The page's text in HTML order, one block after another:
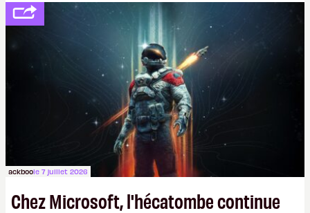
développement (pour ce que l'on sait, ils bossent
peut-être sur
Fallout Football ou
Fallout vs. Les
Lapins Crétins) et l'Obsidian d'aujourd'hui n'est plus
le même studio qu'il y a 15 ans. Mais bon, OK, on
peut commencer à fantasmer.A.
ackboole 7 juillet 2026
Chez Microsoft, l'hécatombe continue